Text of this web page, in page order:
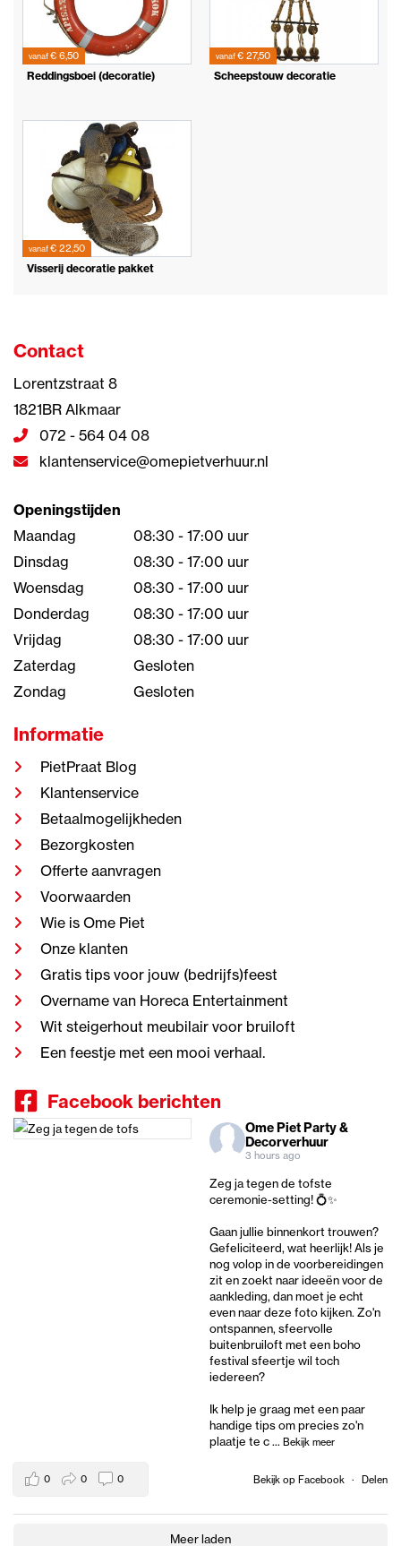
vanaf€ 6,50
Reddingsboei (decoratie)
vanaf€ 27,50
Scheepstouw decoratie
vanaf€ 22,50
Visserij decoratie pakket
Contact
Lorentzstraat 8
1821BR Alkmaar
072 - 564 04 08
klantenservice@omepietverhuur.nl
Openingstijden
Maandag
08:30 - 17:00 uur
Dinsdag
08:30 - 17:00 uur
Woensdag
08:30 - 17:00 uur
Donderdag
08:30 - 17:00 uur
Vrijdag
08:30 - 17:00 uur
Zaterdag
Gesloten
Zondag
Gesloten
Informatie
PietPraat Blog
Klantenservice
Betaalmogelijkheden
Bezorgkosten
Offerte aanvragen
Voorwaarden
Wie is Ome Piet
Onze klanten
Gratis tips voor jouw (bedrijfs)feest
Overname van Horeca Entertainment
Wit steigerhout meubilair voor bruiloft
Een feestje met een mooi verhaal.
Facebook berichten
Ome Piet Party &
Decorverhuur
3 hours ago
Zeg ja tegen de tofste
ceremonie-setting! 💍✨
Gaan jullie binnenkort trouwen?
Gefeliciteerd, wat heerlijk! Als je
nog volop in de voorbereidingen
zit en zoekt naar ideeën voor de
aankleding, dan moet je echt
even naar deze foto kijken. Zo'n
ontspannen, sfeervolle
buitenbruiloft met een boho
festival sfeertje wil toch
iedereen?
Ik help je graag met een paar
handige tips om precies zo'n
plaatje te c... Bekijk meer
Bekijk op Facebook · Delen
0 0 0
Meer laden